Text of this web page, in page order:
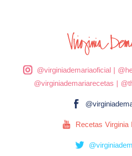
@virginiademariaoficial|
@virginiademariarecetas |
Recetas Virginia